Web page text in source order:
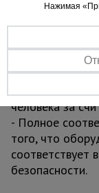
сред.
вид после
5.
- Простая
система
замки
человека за
- Полное
того, что
соответствует
безопасности.
Нажимая